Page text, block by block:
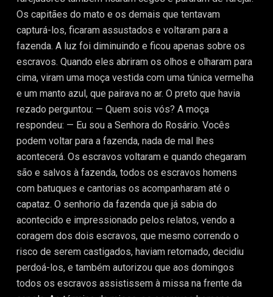
Os capitães do mato e os demais que tentavam
capturá-los, ficaram assustados e voltaram para a
fazenda. A luz foi diminuindo e ficou apenas sobre os
escravos. Quando eles abriram os olhos e olharam para
cima, viram uma moça vestida com uma túnica vermelha
e um manto azul, que pairava no ar. O preto que havia
rezado perguntou: — Quem sois vós? A moça
respondeu: — Eu sou a Senhora do Rosário. Vocês
podem voltar para a fazenda, nada de mal lhes
acontecerá. Os escravos voltaram e quando chegaram
são e salvos à fazenda, todos os escravos homens
com batuques e cantorias os acompanharam até o
capataz. O senhorio da fazenda que já sabia do
acontecido e impressionado pelos relatos, vendo a
coragem dos dois escravos, que mesmo correndo o
risco de serem castigados, haviam retornado, decidiu
perdoá-los, e também autorizou que aos domingos
todos os escravos assistissem à missa na frente da